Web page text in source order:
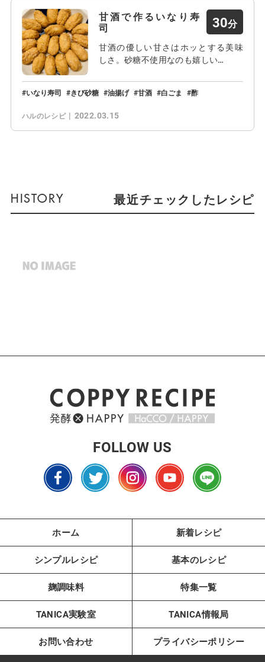
甘酒で作るいなり寿
司
30
甘酒の優しい甘さはホッとする美味
しさ。砂糖不使用なのも嬉しい…
いなり寿司 きび砂糖 油揚げ 甘酒 白ごま 酢
ハルのレシピ 2022.03.15
最近チェックしたレシピ
FOLLOW US
ホーム 新着レシピ
シンプルレシピ 基本のレシピ
麹調味料 特集一覧
TANICA実験室 TANICA情報局
お問い合わせ プライバシーポリシー